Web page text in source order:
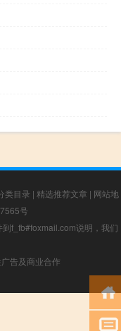
类目录 | 精选推荐文章 | 网站地
号
f_fb#foxmail.com说明，我们
告及商业合作